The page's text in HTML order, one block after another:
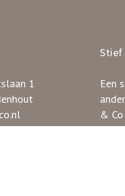
1
Stief
Een
&